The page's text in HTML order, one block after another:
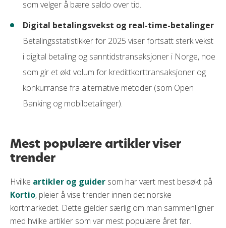
som velger å bære saldo over tid.
Digital betalingsvekst og real-time-betalinger
Betalingsstatistikker for 2025 viser fortsatt sterk vekst
i digital betaling og sanntidstransaksjoner i Norge, noe
som gir et økt volum for kredittkorttransaksjoner og
konkurranse fra alternative metoder (som Open
Banking og mobilbetalinger).
Mest populære artikler viser
trender
Hvilke artikler og guider som har vært mest besøkt på
Kortio, pleier å vise trender innen det norske
kortmarkedet. Dette gjelder særlig om man sammenligner
med hvilke artikler som var mest populære året før.